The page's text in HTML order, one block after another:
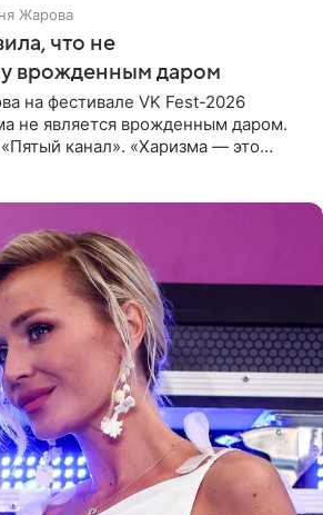
Жарова
что не
врожденным даром
на фестивале VK Fest-2026
не является врожденным даром.
канал». «Харизма — это